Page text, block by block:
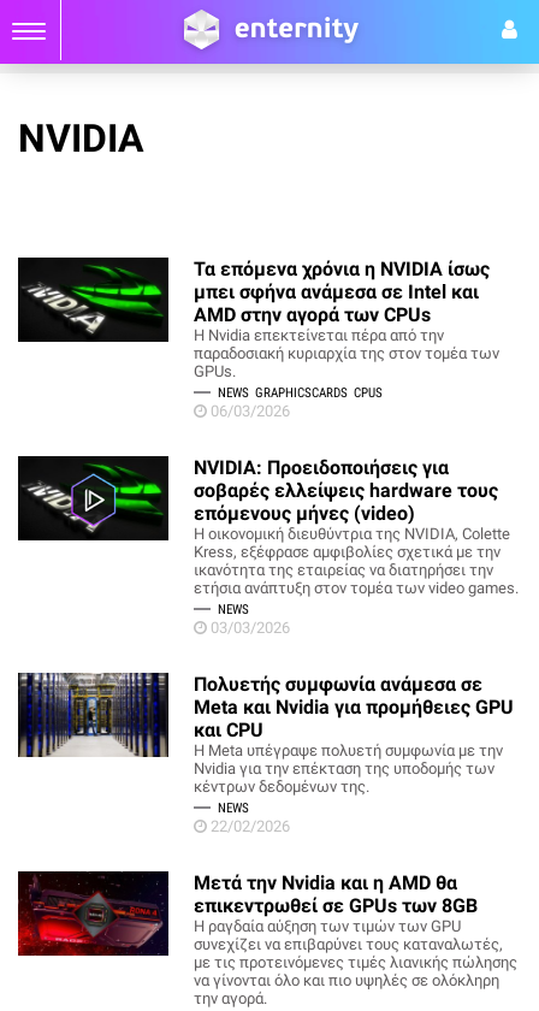
NVIDIA
Τα επόμενα χρόνια η NVIDIA ίσως
μπει σφήνα ανάμεσα σε Intel και
AMD στην αγορά των CPUs
Η Nvidia επεκτείνεται πέρα από την
παραδοσιακή κυριαρχία της στον τομέα των
GPUs.
NEWS GRAPHICSCARDS CPUS
06/03/2026
NVIDIA: Προειδοποιήσεις για
σοβαρές ελλείψεις hardware τους
επόμενους μήνες (video)
Η οικονομική διευθύντρια της NVIDIA, Colette
Kress, εξέφρασε αμφιβολίες σχετικά με την
ικανότητα της εταιρείας να διατηρήσει την
ετήσια ανάπτυξη στον τομέα των video games.
NEWS
03/03/2026
Πολυετής συμφωνία ανάμεσα σε
Meta και Nvidia για προμήθειες GPU
και CPU
Η Meta υπέγραψε πολυετή συμφωνία με την
Nvidia για την επέκταση της υποδομής των
κέντρων δεδομένων της.
NEWS
22/02/2026
Μετά την Nvidia και η AMD θα
επικεντρωθεί σε GPUs των 8GB
Η ραγδαία αύξηση των τιμών των GPU
συνεχίζει να επιβαρύνει τους καταναλωτές,
με τις προτεινόμενες τιμές λιανικής πώλησης
να γίνονται όλο και πιο υψηλές σε ολόκληρη
την αγορά.